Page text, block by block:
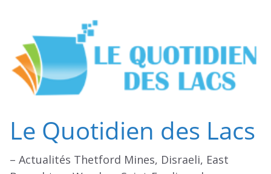
contenu
Le Quotidien des Lacs
– Actualités Thetford Mines, Disraeli, East